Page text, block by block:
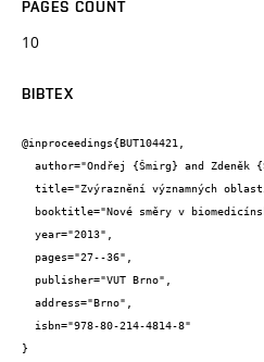
PAGES COUNT
10
BIBTEX
@inproceedings{BUT104421,
}